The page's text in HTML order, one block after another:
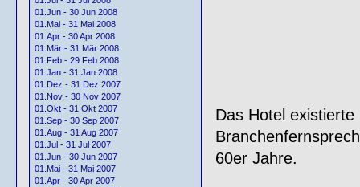
01.Jun - 30 Jun 2008
01.Mai - 31 Mai 2008
01.Apr - 30 Apr 2008
01.Mär - 31 Mär 2008
01.Feb - 29 Feb 2008
01.Jan - 31 Jan 2008
01.Dez - 31 Dez 2007
01.Nov - 30 Nov 2007
01.Okt - 31 Okt 2007
01.Sep - 30 Sep 2007
01.Aug - 31 Aug 2007
01.Jul - 31 Jul 2007
01.Jun - 30 Jun 2007
01.Mai - 31 Mai 2007
01.Apr - 30 Apr 2007
Das Hotel
60er Jahre.